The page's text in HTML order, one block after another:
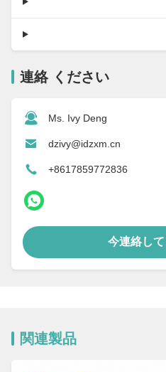
連絡 ください
Ms. Ivy Deng
dzivy@idzxm.cn
+8617859772836
今連絡し
関連製品